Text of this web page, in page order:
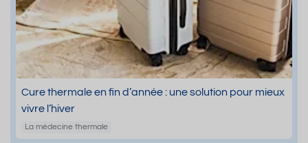
Cure thermale en fin d’année : une solution pour mieux
vivre l’hiver
La médecine thermale